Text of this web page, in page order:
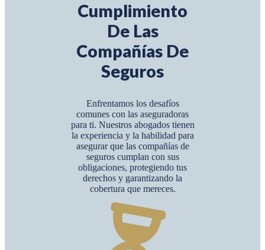
Cumplimiento
De Las
Compañías De
Seguros
Enfrentamos los desafíos
comunes con las aseguradoras
para ti. Nuestros abogados tienen
la experiencia y la habilidad para
asegurar que las compañías de
seguros cumplan con sus
obligaciones, protegiendo tus
derechos y garantizando la
cobertura que mereces.